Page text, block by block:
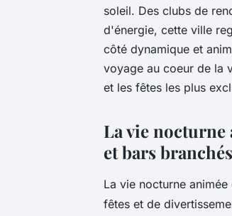
soleil. Des clubs de
d'énergie, cette ville
côté dynamique et
voyage au coeur de la
et les fêtes les plus
La vie nocturne
et bars branchés
La vie nocturne
fêtes et de